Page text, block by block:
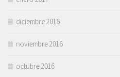
diciembre 2016
noviembre 2016
octubre 2016